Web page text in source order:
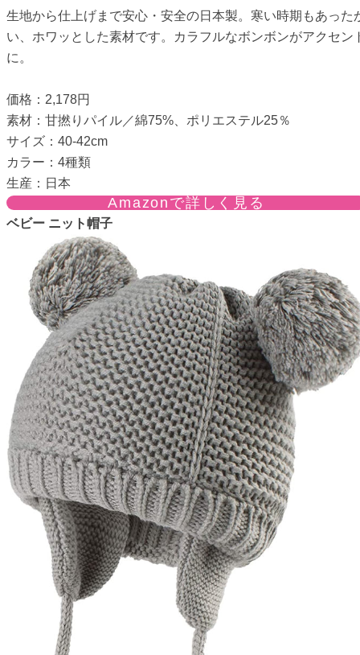
生地から仕上げまで安心・安全の日本製。寒い時期もあった
い、ホワッとした素材です。カラフルなボンボンがアクセン
に。
価格：2,178円
素材：甘撚りパイル／綿75%、ポリエステル25％
サイズ：40-42cm
カラー：4種類
生産：日本
Amazonで詳しく見る
ベビー ニット帽子